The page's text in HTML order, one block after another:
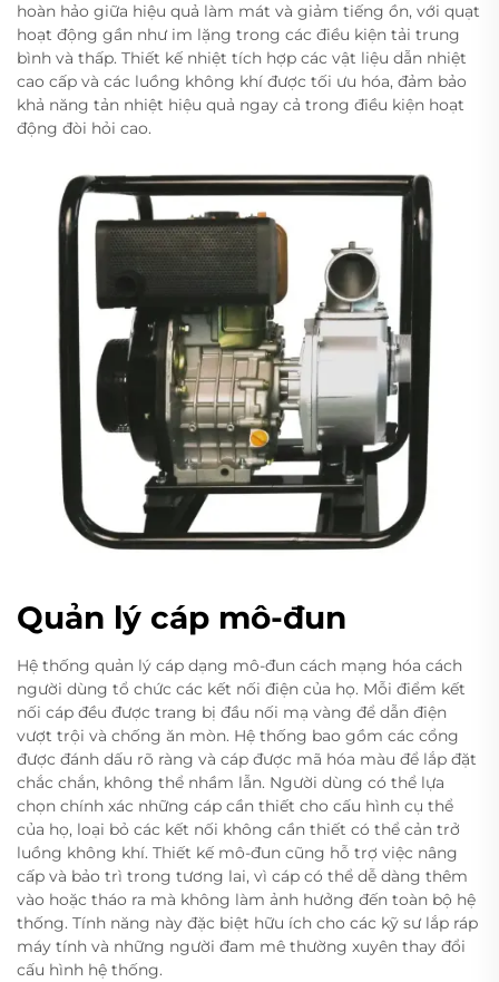
hoàn hảo giữa hiệu quả làm mát và giảm tiếng ồn, với quạt
hoạt động gần như im lặng trong các điều kiện tải trung
bình và thấp. Thiết kế nhiệt tích hợp các vật liệu dẫn nhiệt
cao cấp và các luồng không khí được tối ưu hóa, đảm bảo
khả năng tản nhiệt hiệu quả ngay cả trong điều kiện hoạt
động đòi hỏi cao.
Quản lý cáp mô-đun
Hệ thống quản lý cáp dạng mô-đun cách mạng hóa cách
người dùng tổ chức các kết nối điện của họ. Mỗi điểm kết
nối cáp đều được trang bị đầu nối mạ vàng để dẫn điện
vượt trội và chống ăn mòn. Hệ thống bao gồm các cổng
được đánh dấu rõ ràng và cáp được mã hóa màu để lắp đặt
chắc chắn, không thể nhầm lẫn. Người dùng có thể lựa
chọn chính xác những cáp cần thiết cho cấu hình cụ thể
của họ, loại bỏ các kết nối không cần thiết có thể cản trở
luồng không khí. Thiết kế mô-đun cũng hỗ trợ việc nâng
cấp và bảo trì trong tương lai, vì cáp có thể dễ dàng thêm
vào hoặc tháo ra mà không làm ảnh hưởng đến toàn bộ hệ
thống. Tính năng này đặc biệt hữu ích cho các kỹ sư lắp ráp
máy tính và những người đam mê thường xuyên thay đổi
cấu hình hệ thống.